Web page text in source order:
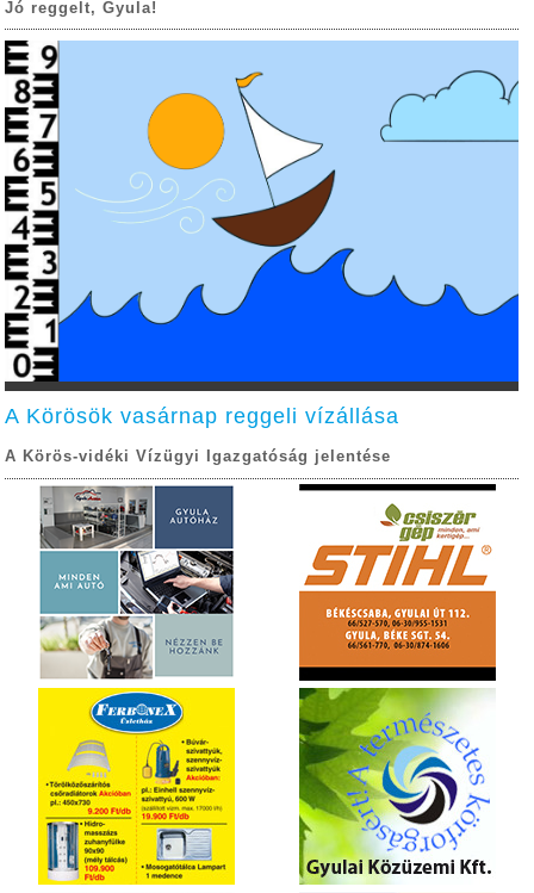
Jó reggelt, Gyula!
A Körösök vasárnap reggeli vízállása
A Körös-vidéki Vízügyi Igazgatóság jelentése